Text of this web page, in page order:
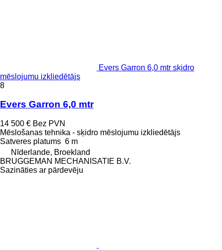
Evers Garron 6,0 mtr sķidro
mēslojumu izkliedētājs
8
Evers Garron 6,0 mtr
14 500 € Bez PVN
Mēslošanas tehnika - sķidro mēslojumu izkliedētājs
Satveres platums 6 m
Nīderlande, Broekland
BRUGGEMAN MECHANISATIE B.V.
Sazināties ar pārdevēju